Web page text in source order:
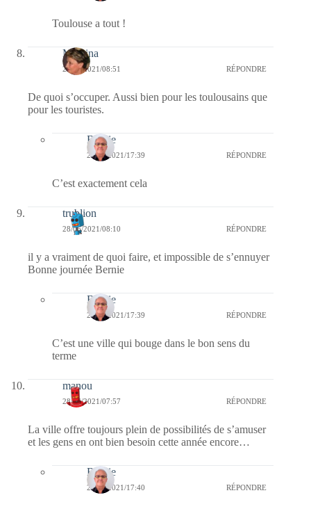
Toulouse a tout !
Mamina
28/06/2021/08:51 RÉPONDRE
De quoi s’occuper. Aussi bien pour les toulousains que
pour les touristes.
Bernie
28/06/2021/17:39 RÉPONDRE
C’est exactement cela
trublion
28/06/2021/08:10 RÉPONDRE
il y a vraiment de quoi faire, et impossible de s’ennuyer
Bonne journée Bernie
Bernie
28/06/2021/17:39 RÉPONDRE
C’est une ville qui bouge dans le bon sens du
terme
manou
28/06/2021/07:57 RÉPONDRE
La ville offre toujours plein de possibilités de s’amuser
et les gens en ont bien besoin cette année encore…
Bernie
28/06/2021/17:40 RÉPONDRE